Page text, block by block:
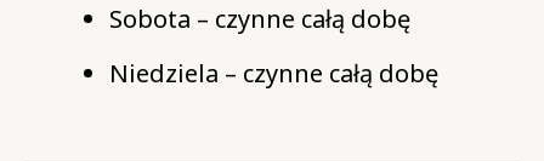
Sobota – czynne całą dobę
Niedziela – czynne całą dobę